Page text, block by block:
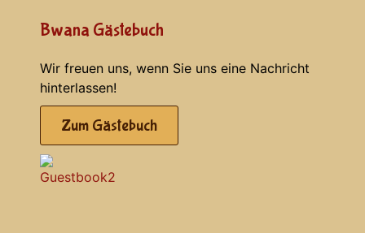
Bwana Gästebuch
Wir freuen uns, wenn Sie uns eine Nachricht
hinterlassen!
Zum Gästebuch